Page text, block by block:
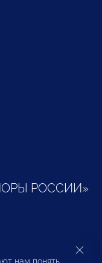
РОССИИ»
и
нам понять,